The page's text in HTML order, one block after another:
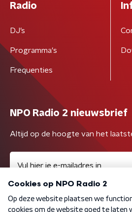
Radio
DJ’s
Programma's
Frequenties
NPO Radio 2 nieuwsbrief
Altijd op de hoogte van het